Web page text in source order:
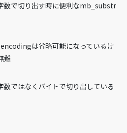
数で切り出す時に便利なmb_substr
は省略可能になっているけ
難
ではなくバイトで切り出している